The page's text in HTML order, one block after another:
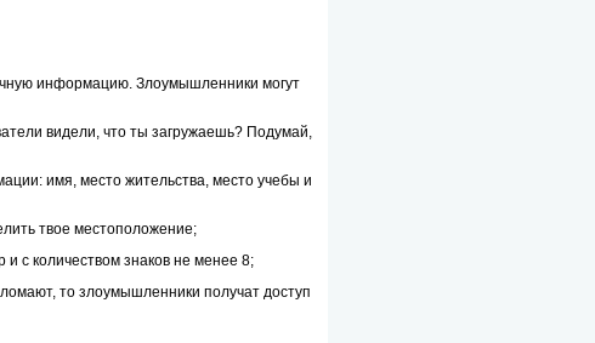
информацию. Злоумышленники могут
видели, что ты загружаешь? Подумай,
имя, место жительства, место учебы и
твое местоположение;
с количеством знаков не менее 8;
то злоумышленники получат доступ